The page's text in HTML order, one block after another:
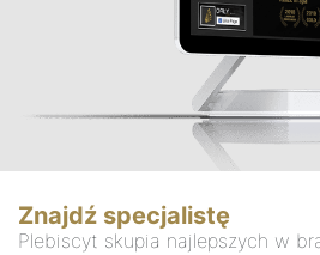
Znajdź specjalistę
Plebiscyt skupia najlepszych w